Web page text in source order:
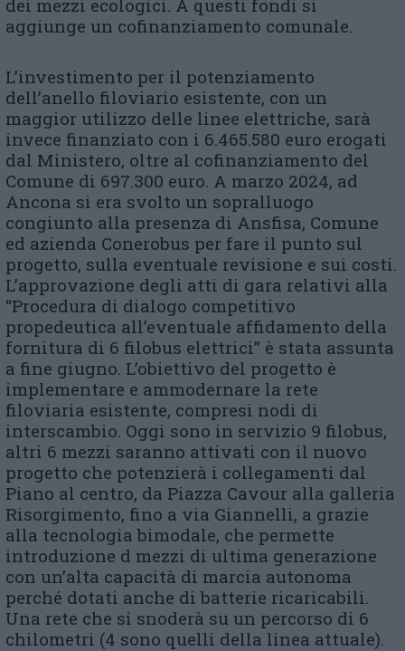
dei mezzi ecologici. A questi fondi si
aggiunge un cofinanziamento comunale.
L’investimento per il potenziamento
dell’anello filoviario esistente, con un
maggior utilizzo delle linee elettriche, sarà
invece finanziato con i 6.465.580 euro erogati
dal Ministero, oltre al cofinanziamento del
Comune di 697.300 euro. A marzo 2024, ad
Ancona si era svolto un sopralluogo
congiunto alla presenza di Ansfisa, Comune
ed azienda Conerobus per fare il punto sul
progetto, sulla eventuale revisione e sui costi.
L’approvazione degli atti di gara relativi alla
“Procedura di dialogo competitivo
propedeutica all’eventuale affidamento della
fornitura di 6 filobus elettrici” è stata assunta
a fine giugno. L’obiettivo del progetto è
implementare e ammodernare la rete
filoviaria esistente, compresi nodi di
interscambio. Oggi sono in servizio 9 filobus,
altri 6 mezzi saranno attivati con il nuovo
progetto che potenzierà i collegamenti dal
Piano al centro, da Piazza Cavour alla galleria
Risorgimento, fino a via Giannelli, a grazie
alla tecnologia bimodale, che permette
introduzione d mezzi di ultima generazione
con un’alta capacità di marcia autonoma
perché dotati anche di batterie ricaricabili.
Una rete che si snoderà su un percorso di 6
chilometri (4 sono quelli della linea attuale).